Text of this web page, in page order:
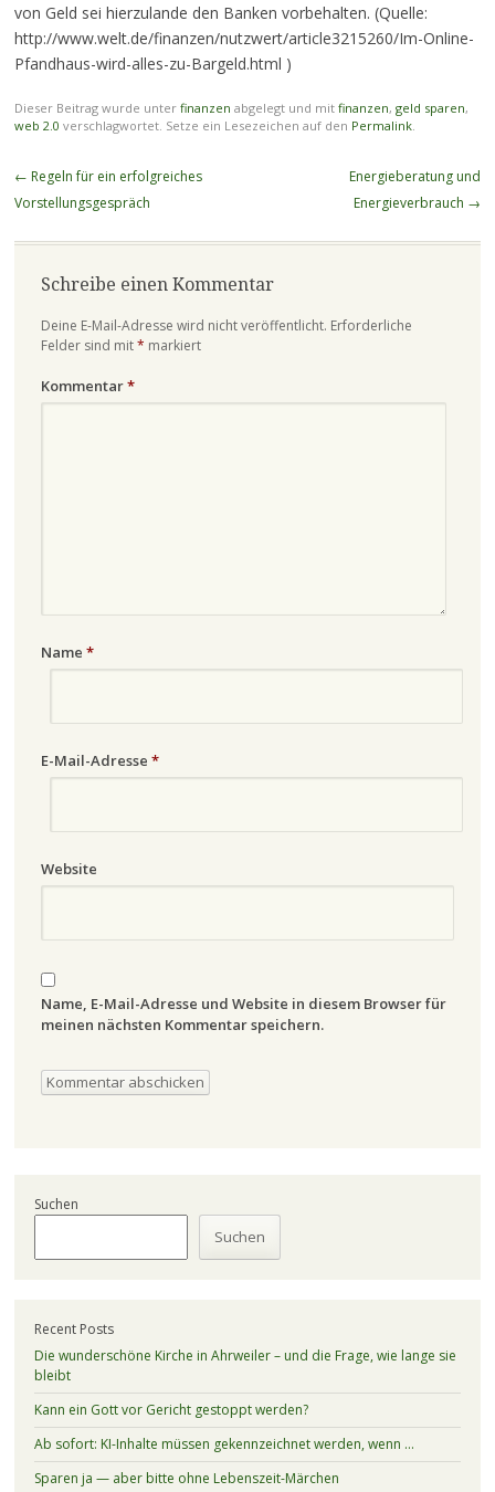
von Geld sei hierzulande den Banken vorbehalten. (Quelle:
http://www.welt.de/finanzen/nutzwert/article3215260/Im-Online-
Pfandhaus-wird-alles-zu-Bargeld.html )
Dieser Beitrag wurde unter finanzen abgelegt und mit finanzen, geld sparen,
web 2.0 verschlagwortet. Setze ein Lesezeichen auf den Permalink.
Beitragsnavigation
← Regeln für ein erfolgreiches
Vorstellungsgespräch
Energieberatung und
Energieverbrauch →
Schreibe einen Kommentar
Deine E-Mail-Adresse wird nicht veröffentlicht. Erforderliche
Felder sind mit* markiert
Kommentar*
Name *
E-Mail-Adresse *
Website
Name, E-Mail-Adresse und Website in diesem Browser für
meinen nächsten Kommentar speichern.
Suchen
Suchen
Recent Posts
Die wunderschöne Kirche in Ahrweiler – und die Frage, wie lange sie
bleibt
Kann ein Gott vor Gericht gestoppt werden?
Ab sofort: KI-Inhalte müssen gekennzeichnet werden, wenn …
Sparen ja — aber bitte ohne Lebenszeit-Märchen